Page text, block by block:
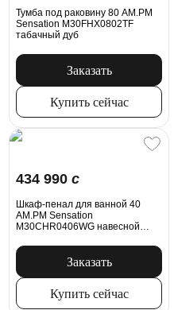
Тумба под раковину 80 AM.PM
Sensation M30FHX0802TF
табачный дуб
Заказать
Купить сейчас
434 990 c
Шкаф-пенал для ванной 40
AM.PM Sensation
M30CHR0406WG навесной
Заказать
Купить сейчас